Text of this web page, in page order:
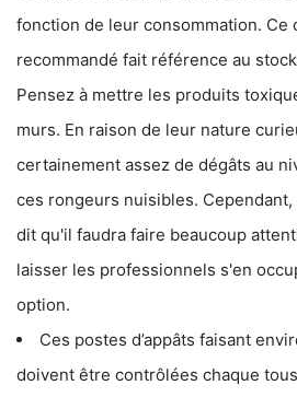
fonction de leur consommation. Ce
recommandé fait référence au
Pensez à mettre les produits
murs. En raison de leur nature
certainement assez de dégâts au
ces rongeurs nuisibles.
dit qu'il faudra faire beaucoup
laisser les professionnels s'en
option.
Ces postes d’appâts faisant
doivent être contrôlées chaque